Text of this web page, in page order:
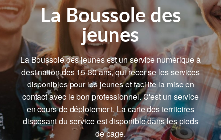
La Boussole des
jeunes
La Boussole des jeunes est un service numérique à
destination des 15-30 ans, qui recense les services
disponibles pour les jeunes et facilite la mise en
contact avec le bon professionnel. C'est un service
en cours de déploiement. La carte des territoires
disposant du service est disponible dans les pieds
de page.